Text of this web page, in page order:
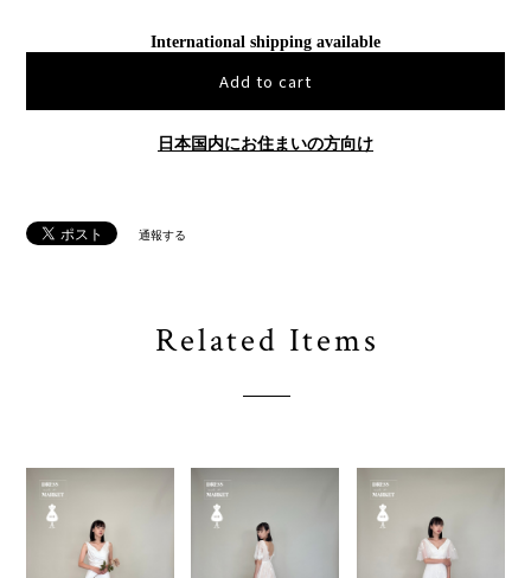
International shipping available
Add to cart
日本国内にお住まいの方向け
通報する
Related Items